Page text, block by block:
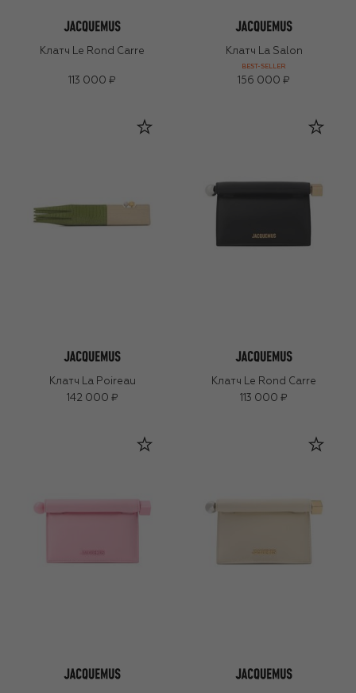
Клатч Le Rond Carre
113 000 ₽
Клатч La Salon
BEST-SELLER
156 000 ₽
Клатч La Poireau
142 000 ₽
Клатч Le Rond Carre
113 000 ₽